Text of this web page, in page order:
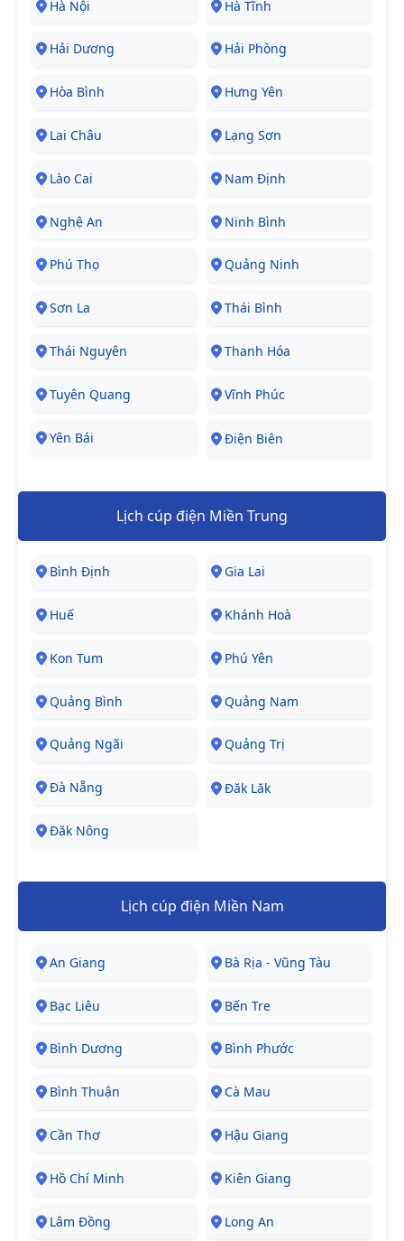
Hà Nội Hà Tĩnh
Hải Dương Hải Phòng
Hòa Bình Hưng Yên
Lai Châu Lạng Sơn
Lào Cai Nam Định
Nghệ An Ninh Bình
Phú Thọ Quảng Ninh
Sơn La Thái Bình
Thái Nguyên Thanh Hóa
Tuyên Quang Vĩnh Phúc
Yên Bái Điện Biên
Lịch cúp điện Miền Trung
Bình Định Gia Lai
Huế Khánh Hoà
Kon Tum Phú Yên
Quảng Bình Quảng Nam
Quảng Ngãi Quảng Trị
Đà Nẵng Đăk Lăk
Đăk Nông
Lịch cúp điện Miền Nam
An Giang Bà Rịa - Vũng Tàu
Bạc Liêu Bến Tre
Bình Dương Bình Phước
Bình Thuận Cà Mau
Cần Thơ Hậu Giang
Hồ Chí Minh Kiên Giang
Lâm Đồng Long An